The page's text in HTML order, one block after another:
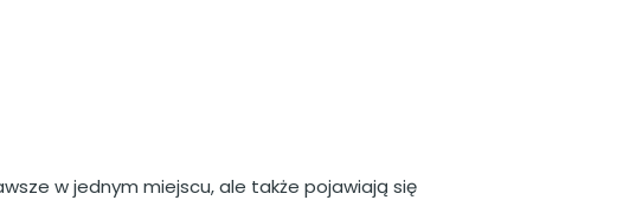
w jednym miejscu, ale także pojawiają się